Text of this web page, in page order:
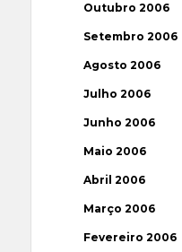
Outubro 2006
Setembro 2006
Agosto 2006
Julho 2006
Junho 2006
Maio 2006
Abril 2006
Março 2006
Fevereiro 2006